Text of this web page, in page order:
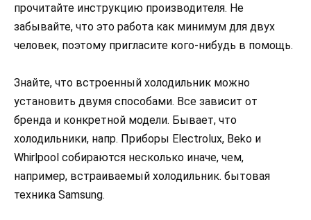
прочитайте инструкцию производителя. Не
забывайте, что это работа как минимум для двух
человек, поэтому пригласите кого-нибудь в помощь.
Знайте, что встроенный холодильник можно
установить двумя способами. Все зависит от
бренда и конкретной модели. Бывает, что
холодильники, напр. Приборы Electrolux, Beko и
Whirlpool собираются несколько иначе, чем,
например, встраиваемый холодильник. бытовая
техника Samsung.